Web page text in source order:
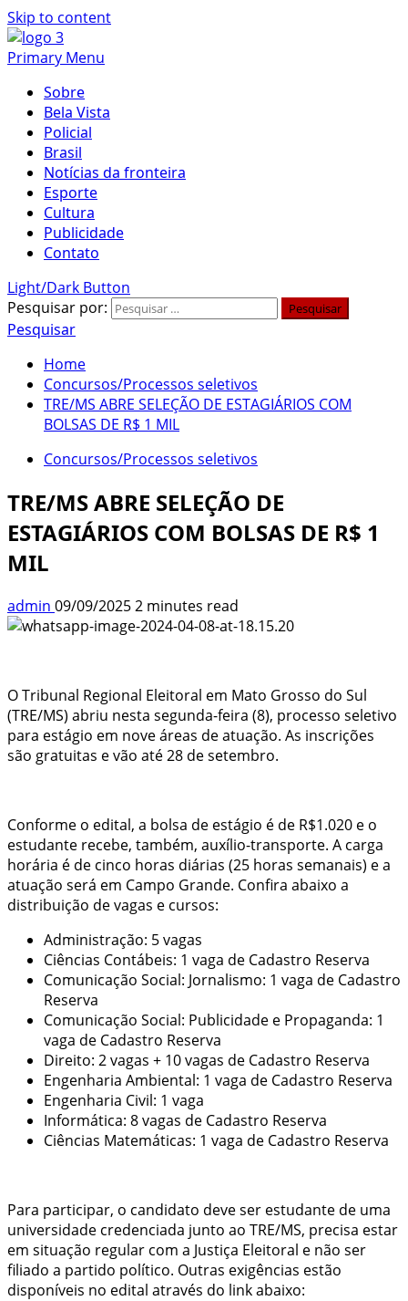
Skip to content
Primary Menu
Sobre
Bela Vista
Policial
Brasil
Notícias da fronteira
Esporte
Cultura
Publicidade
Contato
Light/Dark Button
Pesquisar por:
Pesquisar
Home
Concursos/Processos seletivos
TRE/MS ABRE SELEÇÃO DE ESTAGIÁRIOS COM
BOLSAS DE R$ 1 MIL
Concursos/Processos seletivos
TRE/MS ABRE SELEÇÃO DE
ESTAGIÁRIOS COM BOLSAS DE R$ 1
MIL
admin 09/09/20252 minutes read
O Tribunal Regional Eleitoral em Mato Grosso do Sul
(TRE/MS) abriu nesta segunda-feira (8), processo seletivo
para estágio em nove áreas de atuação. As inscrições
são gratuitas e vão até 28 de setembro.
Conforme o edital, a bolsa de estágio é de R$1.020 e o
estudante recebe, também, auxílio-transporte. A carga
horária é de cinco horas diárias (25 horas semanais) e a
atuação será em Campo Grande. Confira abaixo a
distribuição de vagas e cursos:
Administração: 5 vagas
Ciências Contábeis: 1 vaga de Cadastro Reserva
Comunicação Social: Jornalismo: 1 vaga de Cadastro
Reserva
Comunicação Social: Publicidade e Propaganda: 1
vaga de Cadastro Reserva
Direito: 2 vagas + 10 vagas de Cadastro Reserva
Engenharia Ambiental: 1 vaga de Cadastro Reserva
Engenharia Civil: 1 vaga
Informática: 8 vagas de Cadastro Reserva
Ciências Matemáticas: 1 vaga de Cadastro Reserva
Para participar, o candidato deve ser estudante de uma
universidade credenciada junto ao TRE/MS, precisa estar
em situação regular com a Justiça Eleitoral e não ser
filiado a partido político. Outras exigências estão
disponíveis no edital através do link abaixo: